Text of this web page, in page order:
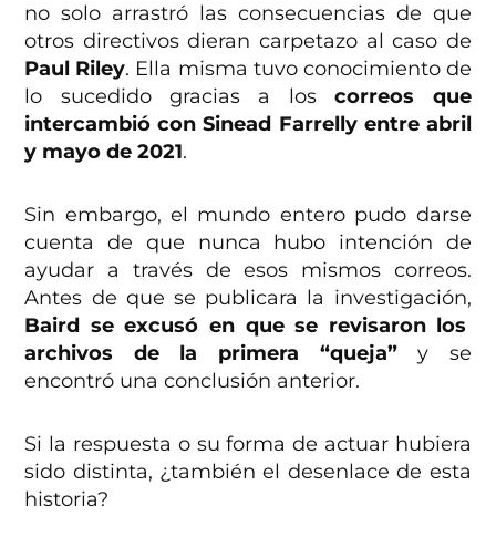
no solo arrastró las consecuencias de que
otros directivos dieran carpetazo al caso de
Paul Riley. Ella misma tuvo conocimiento de
lo sucedido gracias a loscorreos que
intercambió con Sinead Farrelly entre abril
y mayo de 2021.
Sin embargo, el mundo entero pudo darse
cuenta de que nunca hubo intención de
ayudar a través de esos mismos correos.
Antes de que se publicara la investigación,
Baird se excusó en que se revisaron los
archivos de la primera “queja”y se
encontró una conclusión anterior.
Si la respuesta o su forma de actuar hubiera
sido distinta, ¿también el desenlace de esta
historia?